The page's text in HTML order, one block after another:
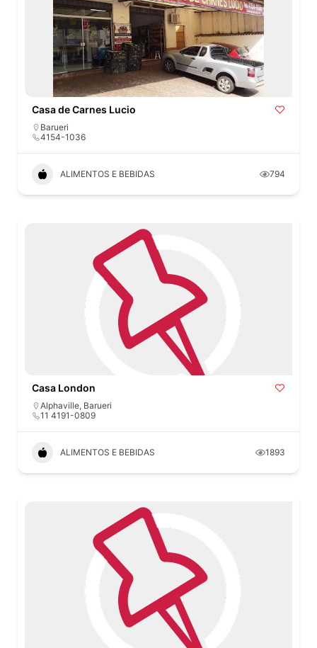
Casa de Carnes Lucio
Barueri
4154-1036
ALIMENTOS E BEBIDAS 794
Casa London
Alphaville, Barueri
11 4191-0809
ALIMENTOS E BEBIDAS 1893